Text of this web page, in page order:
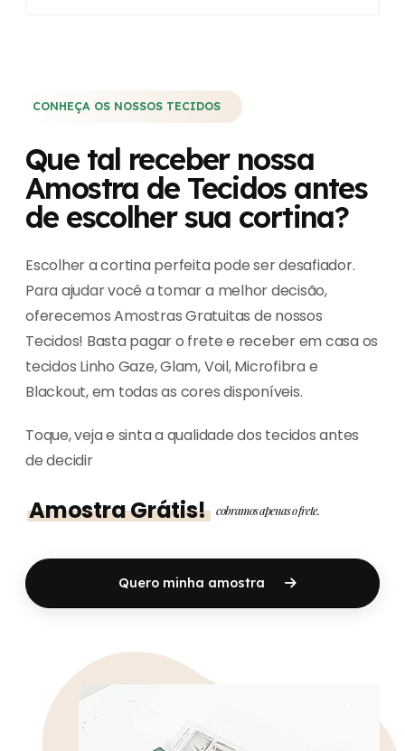
CONHEÇA OS NOSSOS TECIDOS
Que tal receber nossa
Amostra de Tecidos antes
de escolher sua cortina?
Escolher a cortina perfeita pode ser desafiador.
Para ajudar você a tomar a melhor decisão,
oferecemos Amostras Gratuitas de nossos
Tecidos! Basta pagar o frete e receber em casa os
tecidos Linho Gaze, Glam, Voil, Microfibra e
Blackout, em todas as cores disponíveis.
Toque, veja e sinta a qualidade dos tecidos antes
de decidir
Amostra Grátis! cobramos apenas o frete.
Quero minha amostra